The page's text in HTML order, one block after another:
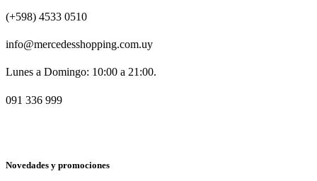
(+598) 4533 0510
info@mercedesshopping.com.uy
Lunes a Domingo: 10:00 a 21:00.
091 336 999
Novedades y promociones